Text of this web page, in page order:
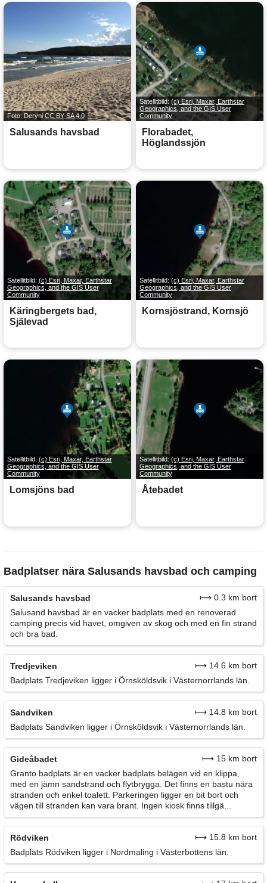
Foto: Deryni CC BY-SA 4.0
Salusands havsbad
Satellitbild:(c) Esri, Maxar, Earthstar
Geographics, and the GIS User
Community
Florabadet,
Höglandssjön
Satellitbild: (c) Esri, Maxar, Earthstar
Geographics, and the GIS User
Community
Käringbergets bad,
Själevad
Satellitbild: (c) Esri, Maxar, Earthstar
Geographics, and the GIS User
Community
Kornsjöstrand, Kornsjö
Satellitbild: (c) Esri, Maxar, Earthstar
Geographics, and the GIS User
Community
Lomsjöns bad
Satellitbild: (c) Esri, Maxar, Earthstar
Geographics, and the GIS User
Community
Åtebadet
Badplatser nära Salusands havsbad och camping
Salusands havsbad
⟼ 0.3 km bort
Salusand havsbad är en vacker badplats med en renoverad
camping precis vid havet, omgiven av skog och med en fin strand
och bra bad.
Tredjeviken
⟼ 14.6 km bort
Badplats Tredjeviken ligger i Örnsköldsvik i Västernorrlands län.
Sandviken
⟼ 14.8 km bort
Badplats Sandviken ligger i Örnsköldsvik i Västernorrlands län.
Gideåbadet
⟼ 15 km bort
Granto badplats är en vacker badplats belägen vid en klippa,
med en jämn sandstrand och flytbrygga. Det finns en bastu nära
stranden och enkel toalett. Parkeringen ligger en bit bort och
vägen till stranden kan vara brant. Ingen kiosk finns tillgä...
Rödviken
⟼ 15.8 km bort
Badplats Rödviken ligger i Nordmaling i Västerbottens län.